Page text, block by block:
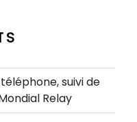
suivi de
Relay